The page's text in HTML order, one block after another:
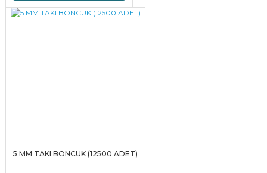
5 MM TAKI BONCUK (12500 ADET)